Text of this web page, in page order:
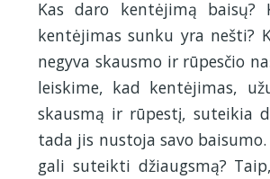
Kas daro kentėjimą baisų?
kentėjimas sunku yra nešti?
negyva skausmo ir rūpesčio
leiskime, kad kentėjimas,
skausmą ir rūpestį, suteikia
tada jis nustoja savo
gali suteikti džiaugsmą?